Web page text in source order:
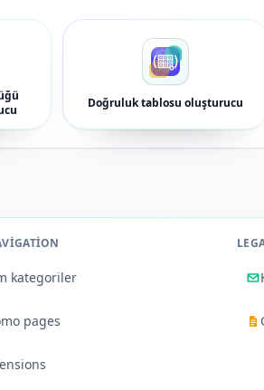
Doğruluk tablosu oluşturucu
kategoriler
pages